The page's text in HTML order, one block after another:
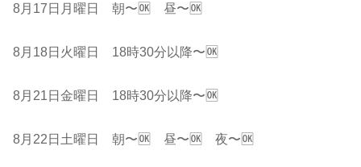
8月17日月曜日 朝〜🆗 昼〜🆗
8月18日火曜日 18時30分以降〜🆗
8月21日金曜日 18時30分以降〜🆗
8月22日土曜日 朝〜🆗 昼〜🆗 夜〜🆗